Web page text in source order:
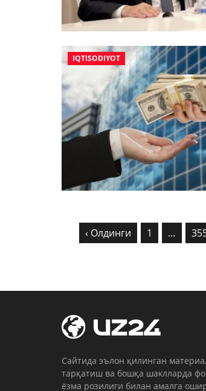
IQTISODIYOT
‹ Олдинги 1 …
Cайтида эълон қилинган
тарқатиш ва бошқа шаклларда
ёзма розилиги билан амалга